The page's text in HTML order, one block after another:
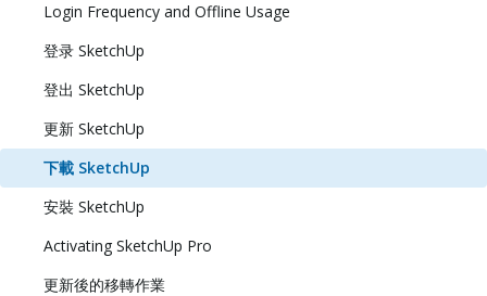
Login Frequency and Offline Usage
登录 SketchUp
登出 SketchUp
更新 SketchUp
下載 SketchUp
安裝 SketchUp
Activating SketchUp Pro
更新後的移轉作業